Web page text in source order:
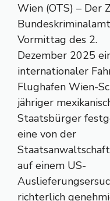
Wien (OTS) – Der
Vormittag des 2.
Dezember 2025
internationaler
Flughafen Wien-
jähriger
Staatsbürger
eine von der
auf einem US-
richterlich